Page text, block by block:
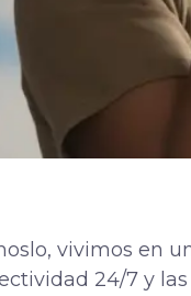
vivimos en
24/7 y